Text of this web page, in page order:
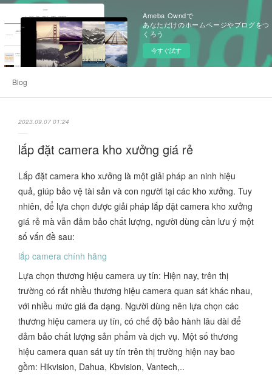
Ameba Owndで
あなただけのホームページやブログをつ
くろう
今すぐ試す
Blog
2023.09.07 01:24
lắp đặt camera kho xưởng giá rẻ
Lắp đặt camera kho xưởng là một giải pháp an ninh hiệu
quả, giúp bảo vệ tài sản và con người tại các kho xưởng. Tuy
nhiên, để lựa chọn được giải pháp lắp đặt camera kho xưởng
giá rẻ mà vẫn đảm bảo chất lượng, người dùng cần lưu ý một
số vấn đề sau:
lắp camera chính hãng
Lựa chọn thương hiệu camera uy tín: Hiện nay, trên thị
trường có rất nhiều thương hiệu camera quan sát khác nhau,
với nhiều mức giá đa dạng. Người dùng nên lựa chọn các
thương hiệu camera uy tín, có chế độ bảo hành lâu dài để
đảm bảo chất lượng sản phẩm và dịch vụ. Một số thương
hiệu camera quan sát uy tín trên thị trường hiện nay bao
gồm: Hikvision, Dahua, Kbvision, Vantech,..